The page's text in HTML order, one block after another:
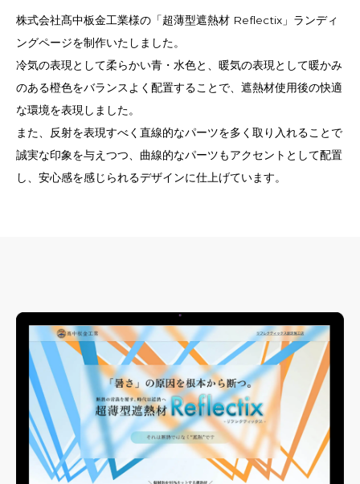
株式会社髙中板金工業様の「超薄型遮熱材 Reflectix」ランディ
ングページを制作いたしました。
冷気の表現として柔らかい青・水色と、暖気の表現として暖かみ
のある橙色をバランスよく配置することで、遮熱材使用後の快適
な環境を表現しました。
また、反射を表現すべく直線的なパーツを多く取り入れることで
誠実な印象を与えつつ、曲線的なパーツもアクセントとして配置
し、安心感を感じられるデザインに仕上げています。